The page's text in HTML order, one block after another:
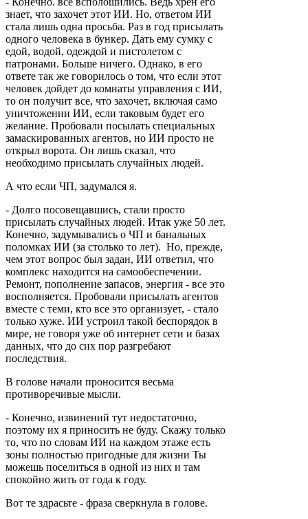
знает, что захочет этот ИИ. Но, ответом ИИ
стала лишь одна просьба. Раз в год присылать
одного человека в бункер. Дать ему сумку с
едой, водой, одеждой и пистолетом с
патронами. Больше ничего. Однако, в его
ответе так же говорилось о том, что если этот
человек дойдет до комнаты управления с ИИ,
то он получит все, что захочет, включая само
уничтожении ИИ, если таковым будет его
желание. Пробовали посылать специальных
замаскированных агентов, но ИИ просто не
открыл ворота. Он лишь сказал, что
необходимо присылать случайных людей.
А что если ЧП, задумался я.
- Долго посовещавшись, стали просто
присылать случайных людей. Итак уже 50 лет.
Конечно, задумывались о ЧП и банальных
поломках ИИ (за столько то лет). Но, прежде,
чем этот вопрос был задан, ИИ ответил, что
комплекс находится на самообеспечении.
Ремонт, пополнение запасов, энергия - все это
восполняется. Пробовали присылать агентов
вместе с теми, кто все это организует, - стало
только хуже. ИИ устроил такой беспорядок в
мире, не говоря уже об интернет сети и базах
данных, что до сих пор разгребают
последствия.
В голове начали проносится весьма
противоречивые мысли.
- Конечно, извинений тут недостаточно,
поэтому их я приносить не буду. Скажу только
то, что по словам ИИ на каждом этаже есть
зоны полностью пригодные для жизни Ты
можешь поселиться в одной из них и там
спокойно жить от года к году.
Вот те здрасьте - фраза сверкнула в голове.